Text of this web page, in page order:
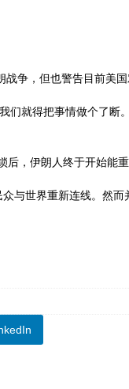
争，但也警告目前美国
们就得把事情做个了断
，伊朗人终于开始能重
与世界重新连线。然